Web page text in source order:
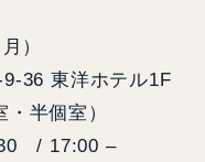
）
東洋ホテル1F
半個室）
/ 17:00 –